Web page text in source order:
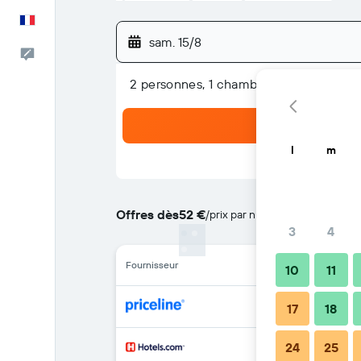
Commentaires
sam. 15/8
2 personnes, 1 chambre
Offres dès52 €/prix par nuit le moins cher
Fournisseur
l m
3 4
10 11
17 18
24 25